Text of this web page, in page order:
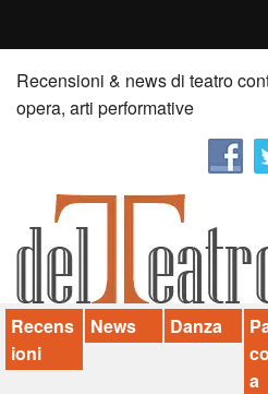
Home
Recensioni
News
Palazzi consiglia
Video
Chi siamo
Recensioni & news di teatro
opera, arti performative
Recens
ioni
News Danza
a